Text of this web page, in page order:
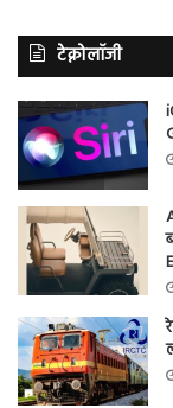
टेक्नोलॉजी